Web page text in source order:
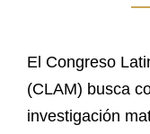
El Congreso
(CLAM) busca
investigación